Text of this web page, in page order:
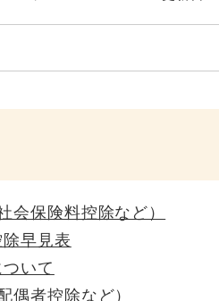
会保険料控除など）
早見表
いて
偶者控除など）